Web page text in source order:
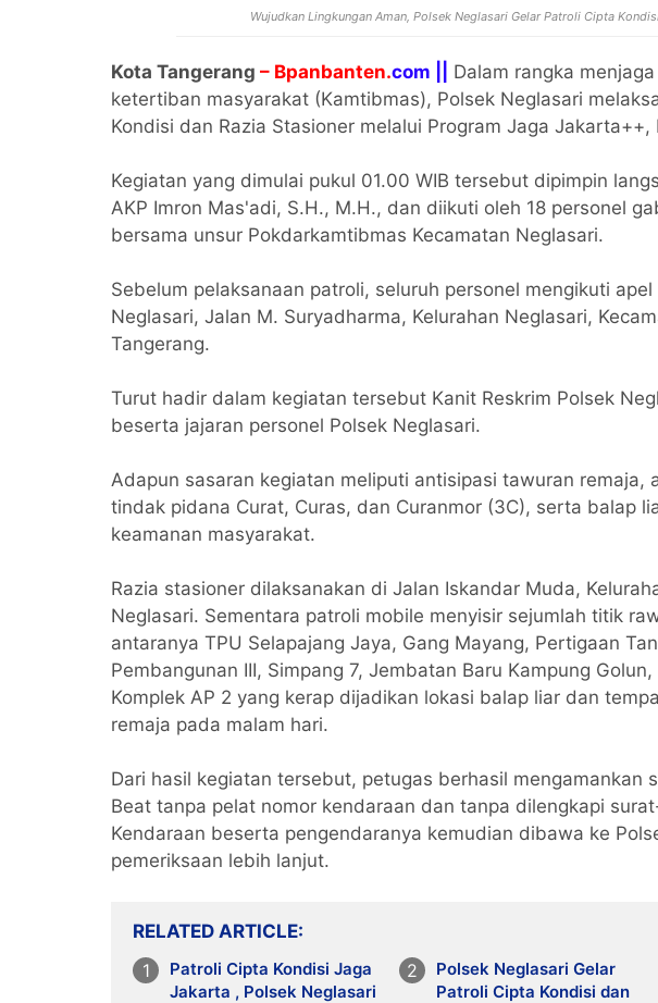
Wujudkan Lingkungan Aman, Polsek Neglasari Gelar Patroli Cipta
Kota Tangerang – Bpanbanten.com ||
Dalam rangka
ketertiban masyarakat (Kamtibmas), Polsek Neglasari
Kondisi dan Razia Stasioner melalui Program Jaga
Kegiatan yang dimulai pukul 01.00 WIB tersebut dipimpin
AKP Imron Mas'adi, S.H., M.H., dan diikuti oleh 18 personel
bersama unsur Pokdarkamtibmas Kecamatan Neglasari.
Sebelum pelaksanaan patroli, seluruh personel mengikuti
Neglasari, Jalan M. Suryadharma, Kelurahan Neglasari,
Tangerang.
Turut hadir dalam kegiatan tersebut Kanit Reskrim Polsek
beserta jajaran personel Polsek Neglasari.
Adapun sasaran kegiatan meliputi antisipasi tawuran remaja,
tindak pidana Curat, Curas, dan Curanmor (3C), serta balap
keamanan masyarakat.
Razia stasioner dilaksanakan di Jalan Iskandar Muda,
Neglasari. Sementara patroli mobile menyisir sejumlah titik
antaranya TPU Selapajang Jaya, Gang Mayang, Pertigaan
Pembangunan III, Simpang 7, Jembatan Baru Kampung
Komplek AP 2 yang kerap dijadikan lokasi balap liar dan
remaja pada malam hari.
Dari hasil kegiatan tersebut, petugas berhasil mengamankan
Beat tanpa pelat nomor kendaraan dan tanpa dilengkapi
Kendaraan beserta pengendaranya kemudian dibawa ke
pemeriksaan lebih lanjut.
RELATED ARTICLE
Patroli Cipta Kondisi Jaga
Jakarta , Polsek Neglasari
Polsek Neglasari Gelar
Patroli Cipta Kondisi dan